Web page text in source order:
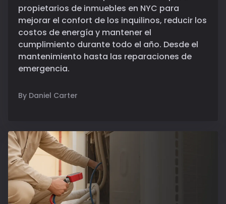
propietarios de inmuebles en NYC para
mejorar el confort de los inquilinos, reducir los
costos de energía y mantener el
cumplimiento durante todo el año. Desde el
mantenimiento hasta las reparaciones de
emergencia.
By Daniel Carter